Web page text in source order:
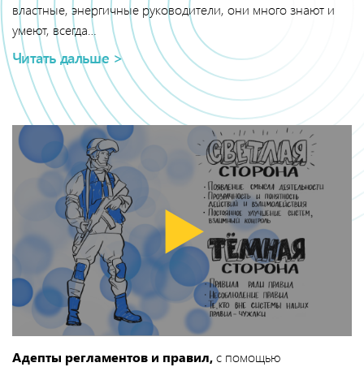
властные, энергичные руководители, они много знают и
умеют, всегда…
Читать дальше >
Адепты регламентов и правил,с помощью